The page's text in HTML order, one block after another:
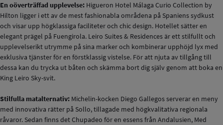
En oöverträffad upplevelse: Higueron Hotel Málaga Curio Collection by
Hilton ligger i ett av de mest fashionabla områdena på Spaniens sydkust
och visar upp högklassiga faciliteter och chic design. Hotellet sätter en
elegant prägel på Fuengirola. Leiro Suites & Residences är ett stilfullt och
upplevelserikt utrymme på sina marker och kombinerar upphöjd lyx med
exklusiva tjänster för en förstklassig vistelse. För att njuta av tillgång till
dessa kan du trycka ut båten och skämma bort dig själv genom att boka en
King Leiro Sky-svit.
Stilfulla matalternativ: Michelin-kocken Diego Gallegos serverar en meny
med innovativa rätter på Sollo, tillagade med högkvalitativa regionala
råvaror. Sedan finns det Chupadeo för en essens från Andalusien, Med